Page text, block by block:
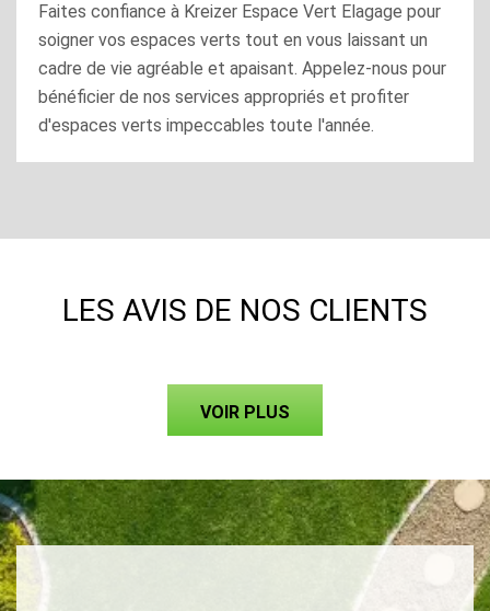
Faites confiance à Kreizer Espace Vert Elagage pour
soigner vos espaces verts tout en vous laissant un
cadre de vie agréable et apaisant. Appelez-nous pour
bénéficier de nos services appropriés et profiter
d'espaces verts impeccables toute l'année.
LES AVIS DE NOS CLIENTS
VOIR PLUS